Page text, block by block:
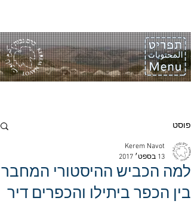
פוסט
למה הכביש ההיסטורי המחבר
בין הכפר ביתילו והכפרים דיר
Kerem Navot
13 בספט׳ 2017